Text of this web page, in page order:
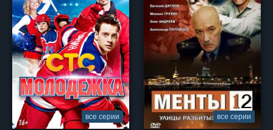
все серии все серии